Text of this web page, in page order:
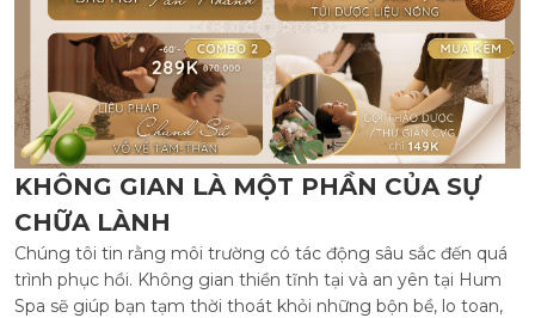
KHÔNG GIAN LÀ MỘT PHẦN CỦA SỰ
CHỮA LÀNH
Chúng tôi tin rằng môi trường có tác động sâu sắc đến quá
trình phục hồi. Không gian thiền tĩnh tại và an yên tại Hum
Spa sẽ giúp bạn tạm thời thoát khỏi những bộn bề, lo toan,